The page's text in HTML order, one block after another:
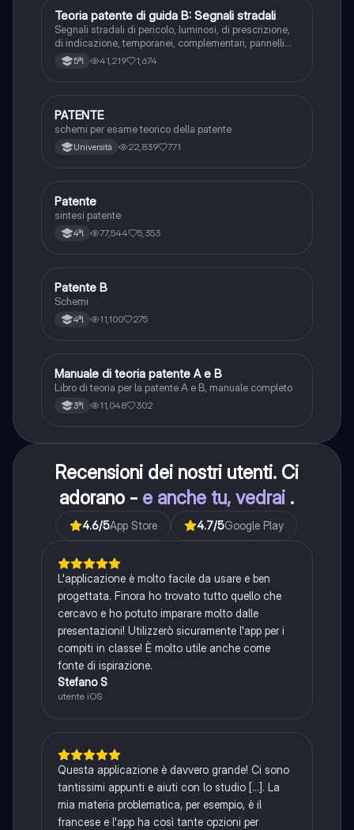
Ed. civ.
Teoria patente di guida B: Segnali stradali
Segnali stradali di pericolo, luminosi, di prescrizione,
di indicazione, temporanei, complementari, pannelli
integrativi, segnaletica orizzontale, segnalazioni
agenti del traffico, distanza di visibilità per l‘arresto,
5ªl 41,219 1,674
Altro
PATENTE
schemi per esame teorico della patente
Università 22,839 771
Altro
Patente
sintesi patente
4ªl 77,544 5,353
Altro
Patente B
Schemi
4ªl 11,100 275
Italiano
Manuale di teoria patente A e B
Libro di teoria per la patente A e B, manuale completo
3ªl 11,048 302
Recensioni dei nostri utenti. Ci
adorano - e anche tu, vedrai .
4.6/5App Store 4.7/5Google Play
L'applicazione è molto facile da usare e ben
progettata. Finora ho trovato tutto quello che
cercavo e ho potuto imparare molto dalle
presentazioni! Utilizzerò sicuramente l'app per i
compiti in classe! È molto utile anche come
fonte di ispirazione.
Stefano S
utente iOS
Questa applicazione è davvero grande! Ci sono
tantissimi appunti e aiuti con lo studio [...]. La
mia materia problematica, per esempio, è il
francese e l'app ha così tante opzioni per